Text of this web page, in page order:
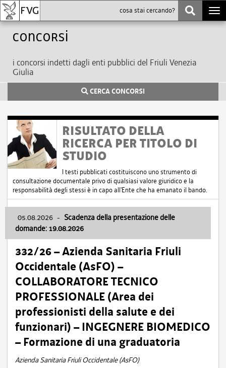
Concorsi
i concorsi indetti dagli enti pubblici del Friuli Venezia
Giulia
CERCA CONCORSI
RISULTATO DELLA
RICERCA PER TITOLO DI
STUDIO
I testi pubblicati costituiscono uno strumento di
consultazione documentale privo di qualsiasi valore giuridico e la
responsabilità degli stessi è in capo all'Ente che ha emanato il bando.
05.08.2026 - Scadenza della presentazione delle
domande: 19.08.2026
332/26 – Azienda Sanitaria Friuli
Occidentale (AsFO) –
COLLABORATORE TECNICO
PROFESSIONALE (Area dei
professionisti della salute e dei
funzionari) – INGEGNERE BIOMEDICO
– Formazione di una graduatoria
Azienda Sanitaria Friuli Occidentale (AsFO)